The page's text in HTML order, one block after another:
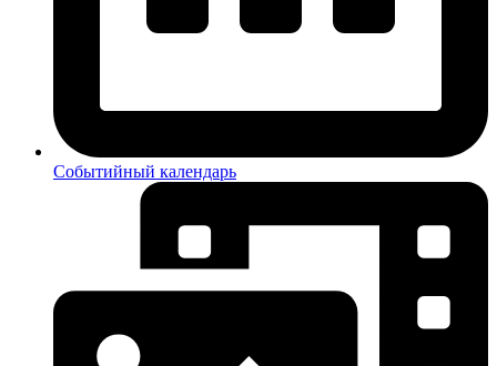
Событийный календарь